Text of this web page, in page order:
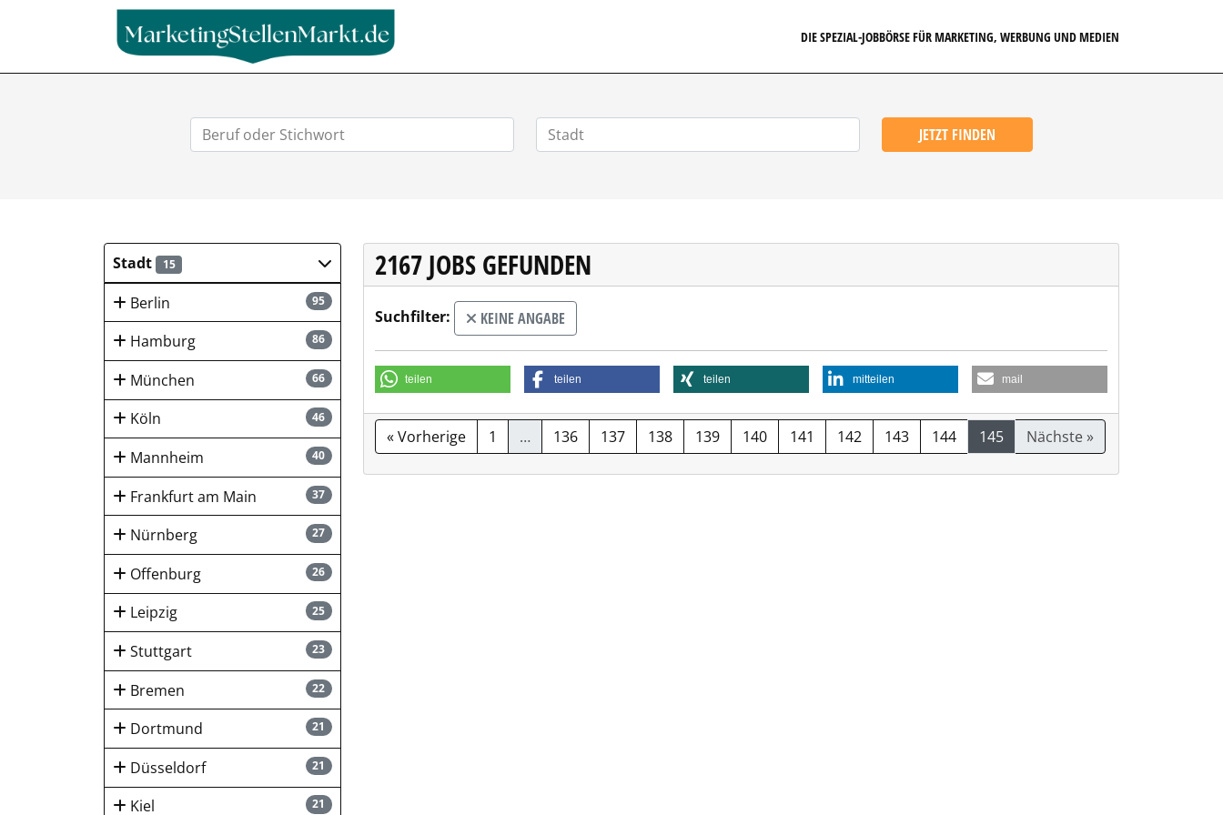
DIE SPEZIAL-JOBBÖRSE FÜR MARKETING, WERBUNG UND MEDIEN
JETZT FINDEN
Stadt 15
95
Berlin
86
Hamburg
66
München
46
Köln
40
Mannheim
37
Frankfurt am Main
27
Nürnberg
26
Offenburg
25
Leipzig
23
Stuttgart
22
Bremen
21
Dortmund
21
Düsseldorf
21
Kiel
2167 JOBS GEFUNDEN
Suchfilter: KEINE ANGABE
teilen teilen teilen mitteilen mail
« Vorherige 1 … 136 137 138 139 140 141 142 143 144 145 Nächste »